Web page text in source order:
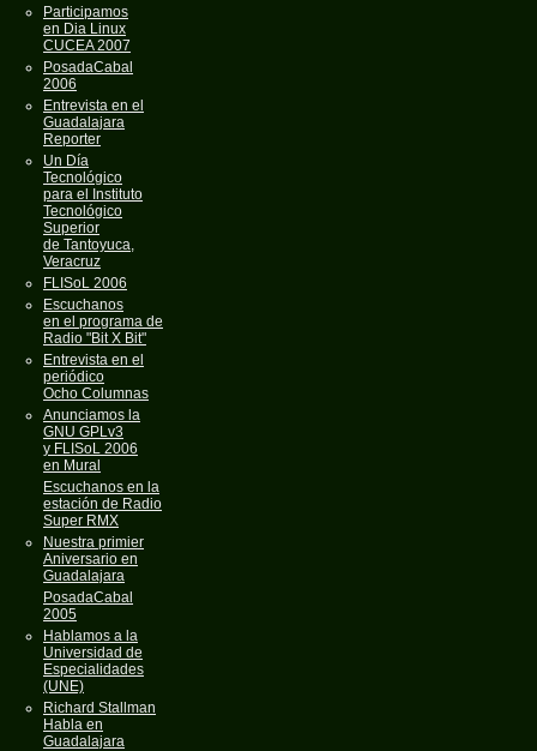
Participamos
en Dia Linux
CUCEA 2007
PosadaCabal
2006
Entrevista en el
Guadalajara
Reporter
Un Día
Tecnológico
para el Instituto
Tecnológico
Superior
de Tantoyuca,
Veracruz
FLISoL 2006
Escuchanos
en el programa de
Radio "Bit X Bit"
Entrevista en el
periódico
Ocho Columnas
Anunciamos la
GNU GPLv3
y FLISoL 2006
en Mural
Escuchanos en la
estación de Radio
Super RMX
Nuestra primier
Aniversario en
Guadalajara
PosadaCabal
2005
Hablamos a la
Universidad de
Especialidades
(UNE)
Richard Stallman
Habla en
Guadalajara